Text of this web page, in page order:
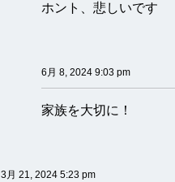
ホント、悲しいです
6月 8, 2024 9:03 pm
家族を大切に！
3月 21, 2024 5:23 pm